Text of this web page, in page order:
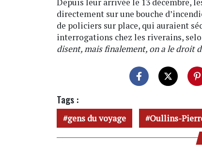
directement sur une bouche
de policiers sur place, qui auraient
interrogations chez les riverains,
disent, mais finalement, on a le droit
Tags :
gens du voyage Oullins-